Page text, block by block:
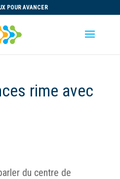
POUR AVANCER
rime avec
du centre de